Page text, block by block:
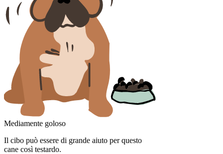
Mediamente goloso
Il cibo può essere di grande aiuto per questo
cane così testardo.